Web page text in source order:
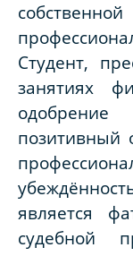
Студент,
занятиях
является
судебной